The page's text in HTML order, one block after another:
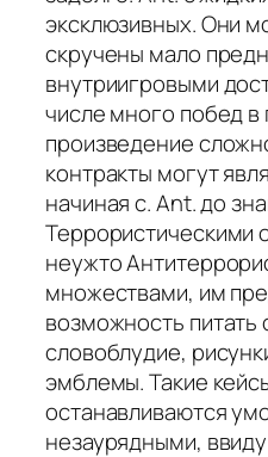
эксклюзивных. Они
скручены мало
внутриигровыми
числе много побед в
произведение
контракты могут
начиная с. Ant. до
Террористическими
неужто
множествами, им
возможность
словоблудие,
эмблемы. Такие
останавливаются
незаурядными,